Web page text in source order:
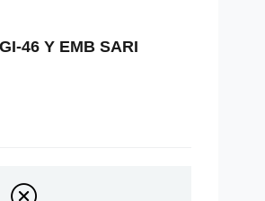
46 Y EMB SARI